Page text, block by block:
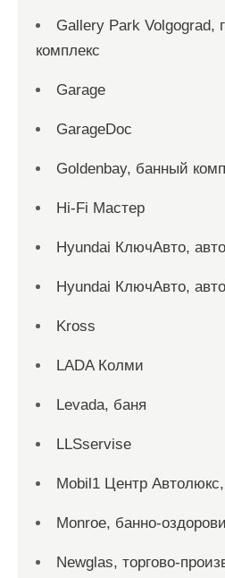
Gallery Park Volgograd,
комплекс
Garage
GarageDoc
Goldenbay, банный
Hi-Fi Мастер
Hyundai КлючАвто,
Hyundai КлючАвто,
Kross
LADA Колми
Levada, баня
LLSservise
Mobil1 Центр
Monroe, банно-
Newglas, торгово-